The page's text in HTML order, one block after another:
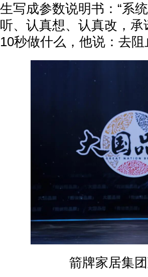
生写成参数说明书：“系
听、认真想、认真改，
10秒做什么，他说：去
箭牌家居集